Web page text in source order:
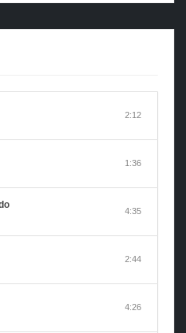
2:12
1:36
4:35
2:44
4:26